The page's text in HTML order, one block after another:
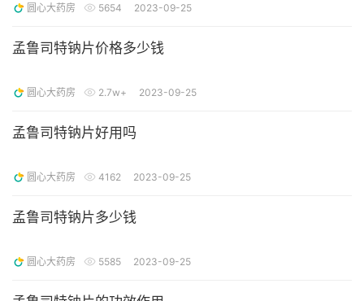
圆心大药房 5654 2023-09-25
孟鲁司特钠片价格多少钱
圆心大药房 2.7w+ 2023-09-25
孟鲁司特钠片好用吗
圆心大药房 4162 2023-09-25
孟鲁司特钠片多少钱
圆心大药房 5585 2023-09-25